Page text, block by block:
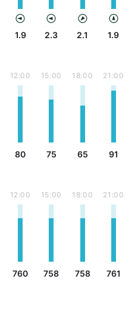
1.9 2.3 2.1 1.9
12:00
80
15:00
75
18:00
65
21:00
91
12:00
760
15:00
758
18:00
758
21:00
761